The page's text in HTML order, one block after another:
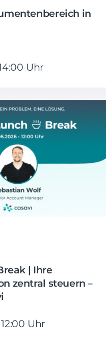
in
Uhr
| Ihre
zentral steuern –
Uhr